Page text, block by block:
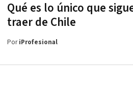
Qué es lo único que
traer de Chile
PoriProfesional